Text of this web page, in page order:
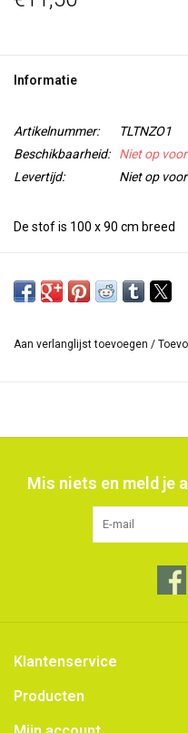
Informatie
Artikelnummer:
TLTNZO1
Beschikbaarheid:
Niet op
Levertijd:
Niet op
De stof is 100 x 90 cm breed
Aan verlanglijst toevoegen /
Mis niets en meld je
Klantenservice
Producten